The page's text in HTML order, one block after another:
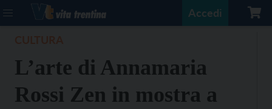
Accedi
L’arte di Annamaria
Rossi Zen in mostra a